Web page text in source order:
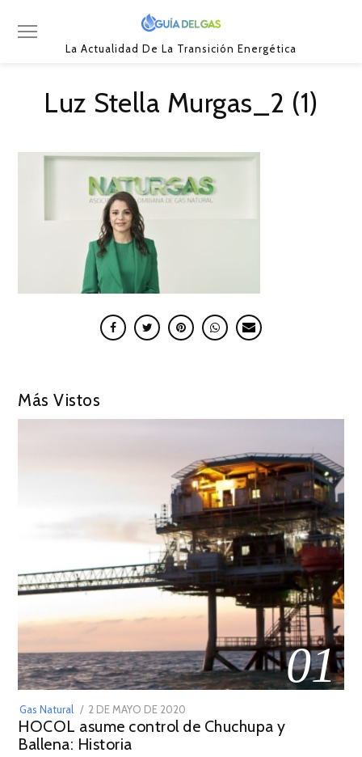
La Actualidad De La Transición Energética
Luz Stella Murgas_2 (1)
Más Vistos
01
Gas Natural
POSTED
ON
2 DE MAYO DE 2020
DE
HOCOL asume control de Chuchupa y
Ballena: Historia